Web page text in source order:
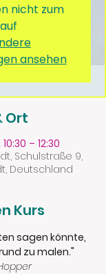
nicht zum
ansehen
Ort
– 12:30
Schulstraße 9,
Deutschland
Kurs
sagen könnte,
zu malen."